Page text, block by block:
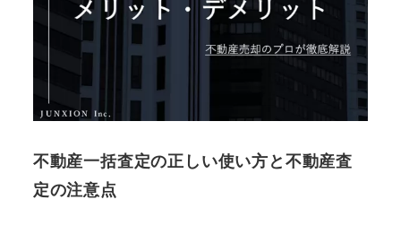
不動産一括査定の正しい使い方と不動産査
定の注意点